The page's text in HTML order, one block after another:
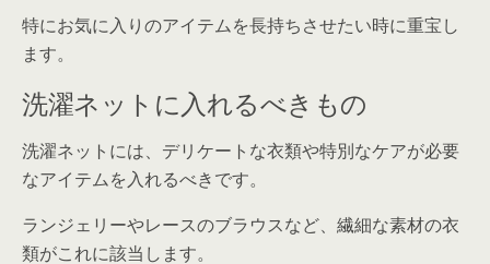
特にお気に入りのアイテムを長持ちさせたい時に重宝し
ます。
洗濯ネットに入れるべきもの
洗濯ネットには、デリケートな衣類や特別なケアが必要
なアイテムを入れるべきです。
ランジェリーやレースのブラウスなど、繊細な素材の衣
類がこれに該当します。